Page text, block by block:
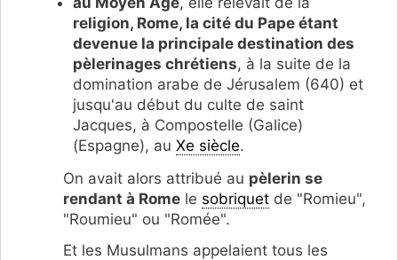
religion, Rome, la cité du Pape étant
devenue la principale destination des
pèlerinages chrétiens, à la suite de la
domination arabe de Jérusalem (640) et
jusqu'au début du culte de saint
Jacques, à Compostelle (Galice)
(Espagne), au Xe siècle.
On avait alors attribué au pèlerin se
rendant à Rome le sobriquet de "Romieu",
"Roumieu" ou "Romée".
Et les Musulmans appelaient tous les